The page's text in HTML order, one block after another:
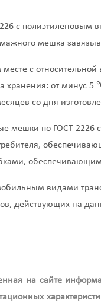
с полиэтиленовым
мешка
с
хранения: от минус
со дня
мешки по ГОСТ 2226
видами
действующих на
на сайте